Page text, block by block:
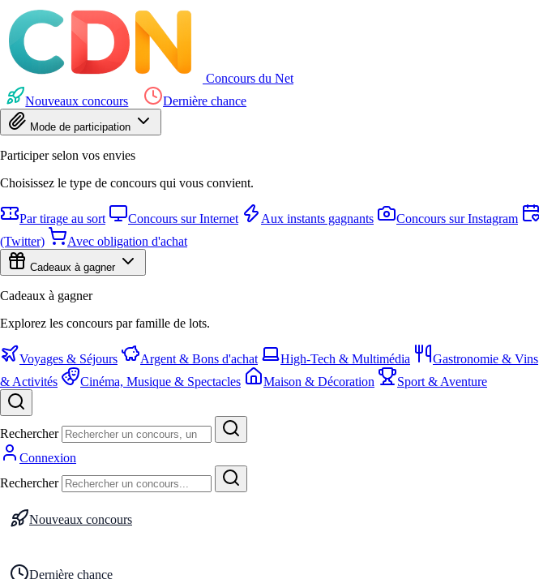
Concours du Net
Nouveaux concours
Dernière chance
Mode de participation
Participer selon vos envies
Choisissez le type de concours qui vous convient.
Par tirage au sort Concours sur Internet Aux instants gagnants Concours sur Instagram
(Twitter)
Avec obligation d'achat
Cadeaux à gagner
Cadeaux à gagner
Explorez les concours par famille de lots.
Voyages & Séjours Argent & Bons d'achat High-Tech & Multimédia Gastronomie & Vins
& Activités
Cinéma, Musique & Spectacles Maison & Décoration Sport & Aventure
Rechercher
Connexion
Rechercher
Nouveaux concours
Dernière chance